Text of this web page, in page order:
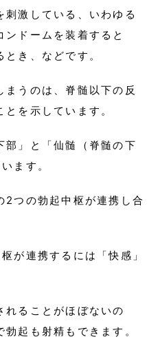
激している、いわゆる
ドームを装着すると
き、などです。
うのは、脊髄以下の反
を示しています。
部」と「仙髄（脊髄の下
ます。
2つの勃起中枢が連携し合
が連携するには「快感」
れることがほぼないの
起も射精もできます。